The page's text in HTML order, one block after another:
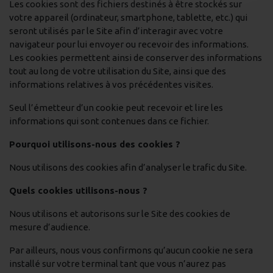
Les cookies sont des fichiers destinés à être stockés sur
votre appareil (ordinateur, smartphone, tablette, etc.) qui
seront utilisés par le Site afin d’interagir avec votre
navigateur pour lui envoyer ou recevoir des informations.
Les cookies permettent ainsi de conserver des informations
tout au long de votre utilisation du Site, ainsi que des
informations relatives à vos précédentes visites.
Seul l’émetteur d’un cookie peut recevoir et lire les
informations qui sont contenues dans ce fichier.
Pourquoi utilisons-nous des cookies ?
Nous utilisons des cookies afin d’analyser le trafic du Site.
Quels cookies utilisons-nous ?
Nous utilisons et autorisons sur le Site des cookies de
mesure d’audience.
Par ailleurs, nous vous confirmons qu’aucun cookie ne sera
installé sur votre terminal tant que vous n’aurez pas